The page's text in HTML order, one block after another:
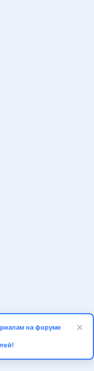
конфиденциальности
на форуме